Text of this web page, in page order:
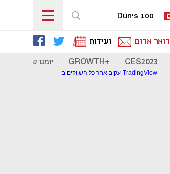
Dun's 100
דואר אדום ועידות
CES2023
+GROWTH יומנו של
עקוב אחר כל השווקים ב-TradingView